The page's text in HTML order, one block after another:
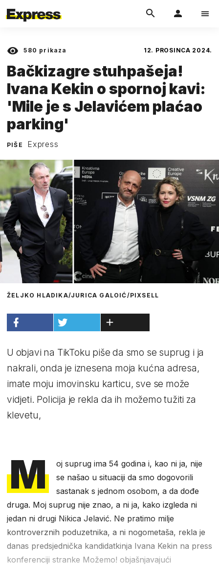
580 prikaza 12. PROSINCA 2024.
Bačkizagre stuhpašeja!
Ivana Kekin o spornoj kavi:
'Mile je s Jelavićem plaćao
parking'
PIŠE Express
ŽELJKO HLADIKA/JURICA GALOIĆ/PIXSELL
U objavi na TikToku piše da smo se suprug i ja
nakrali, onda je iznesena moja kućna adresa,
imate moju imovinsku karticu, sve se može
vidjeti. Policija je rekla da ih možemo tužiti za
klevetu,
M
oj suprug ima 54 godina i, kao ni ja, nije
se našao u situaciji da smo dogovorili
sastanak s jednom osobom, a da dođe
druga. Moj suprug nije znao, a ni ja, kako izgleda ni
jedan ni drugi Nikica Jelavić. Ne pratimo milje
kontroverznih poduzetnika, a ni nogometaša, rekla je
danas predsjednička kandidatkinja Ivana Kekin na press
konferenciji stranke Možemo! objašnjavajući